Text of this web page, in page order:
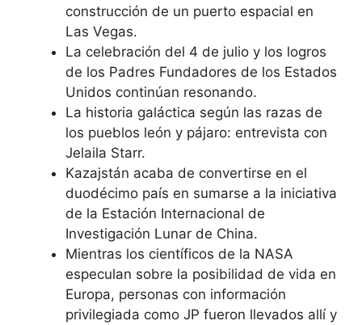
construcción de un puerto espacial en
Las Vegas.
La celebración del 4 de julio y los logros
de los Padres Fundadores de los Estados
Unidos continúan resonando.
La historia galáctica según las razas de
los pueblos león y pájaro: entrevista con
Jelaila Starr.
Kazajstán acaba de convertirse en el
duodécimo país en sumarse a la iniciativa
de la Estación Internacional de
Investigación Lunar de China.
Mientras los científicos de la NASA
especulan sobre la posibilidad de vida en
Europa, personas con información
privilegiada como JP fueron llevados allí y